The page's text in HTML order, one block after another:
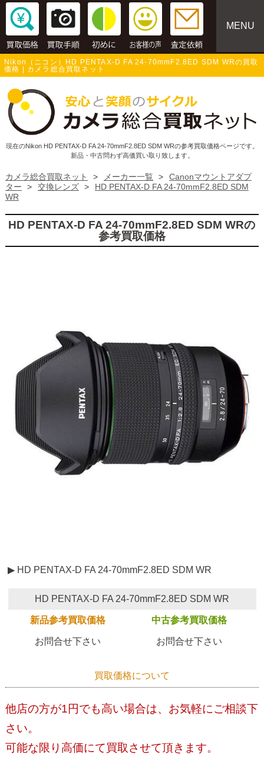
MENU
Nikon（ニコン）HD PENTAX-D FA 24-70mmF2.8ED SDM WRの買取
価格 | カメラ総合買取ネット
現在のNikon HD PENTAX-D FA 24-70mmF2.8ED SDM WRの参考買取価格ページです。
新品・中古問わず高価買い取り致します。
カメラ総合買取ネット > メーカー一覧 >
Canonマウントアダプ
ター
> 交換レンズ >
HD PENTAX-D FA 24-70mmF2.8ED SDM
WR
HD PENTAX-D FA 24-70mmF2.8ED SDM WRの
参考買取価格
▶ HD PENTAX-D FA 24-70mmF2.8ED SDM WR
HD PENTAX-D FA 24-70mmF2.8ED SDM WR
新品参考買取価格 中古参考買取価格
お問合せ下さい お問合せ下さい
買取価格について
他店の方が1円でも高い場合は、お気軽にご相談下
さい。
可能な限り高価にて買取させて頂きます。